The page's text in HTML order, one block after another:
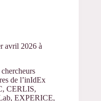
avril 2026 à
de l’inIdEx
CERLIS,
EXPERICE,